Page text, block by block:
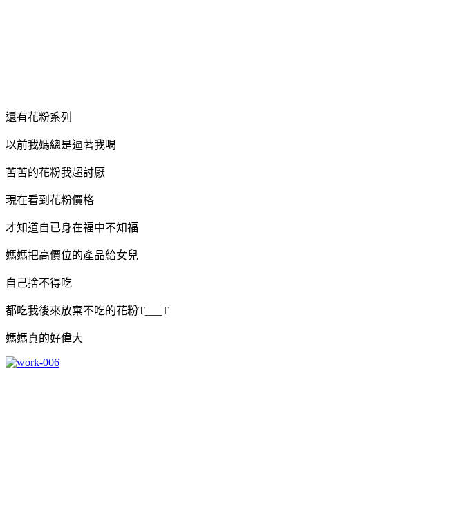
還有花粉系列
以前我媽總是逼著我喝
苦苦的花粉我超討厭
現在看到花粉價格
才知道自已身在福中不知福
媽媽把高價位的產品給女兒
自己捨不得吃
都吃我後來放棄不吃的花粉T___T
媽媽真的好偉大